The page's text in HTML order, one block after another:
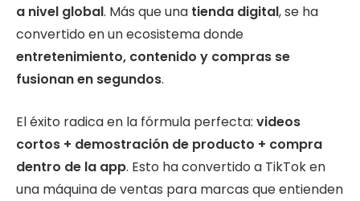
a nivel global. Más que una tienda digital, se ha
convertido en un ecosistema donde
entretenimiento, contenido y compras se
fusionan en segundos.
El éxito radica en la fórmula perfecta: videos
cortos + demostración de producto + compra
dentro de la app. Esto ha convertido a TikTok en
una máquina de ventas para marcas que entienden